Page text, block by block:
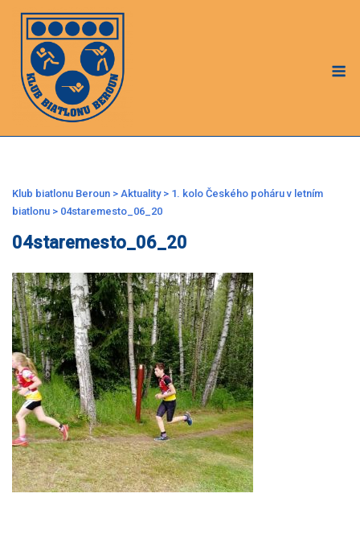
Skip
content
Klub biatlonu Beroun > Aktuality> 1. kolo Českého poháru v letním
biatlonu > 04staremesto_06_20
04staremesto_06_20